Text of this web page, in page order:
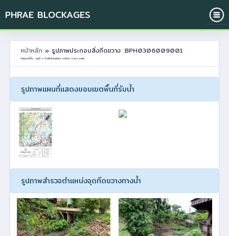
PHRAE BLOCKAGES
หน้าหลัก » รูปภาพประกอบสิ่งกีดขวาง :BPH0306009001
ตำแหน่งที่ตั้ง : หมู่ที่ 9 บ้านไผ่ล้อมพัฒนา ต.หัวทุ่ง อ.ลอง จ.แพร่
รูปภาพแผนที่แสดงขอบเขตพื้นที่รับน้ำ
รูปภาพสำรวจตำแหน่งจุดกีดขวางทางน้ำ